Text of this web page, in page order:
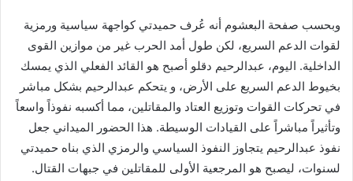
وبحسب صفحة البعشوم أنه عُرف حميدتي كواجهة سياسية ورمزية
لقوات الدعم السريع، لكن طول أمد الحرب غير من موازين القوى
الداخلية. اليوم، عبدالرحيم دقلو أصبح هو القائد الفعلي الذي يمسك
بخيوط الدعم السريع على الأرض، و يتحكم عبدالرحيم بشكل مباشر
في تحركات القوات وتوزيع العتاد والمقاتلين، مما أكسبه نفوذاً واسعاً
وتأثيراً مباشراً على القيادات الوسيطة. هذا الحضور الميداني جعل
نفوذ عبدالرحيم يتجاوز النفوذ السياسي والرمزي الذي بناه حميدتي
لسنوات، ليصبح هو المرجعية الأولى للمقاتلين في جبهات القتال.